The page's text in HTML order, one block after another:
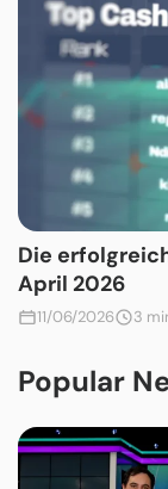
Die
April 2026
11/06/2026 3
Popular